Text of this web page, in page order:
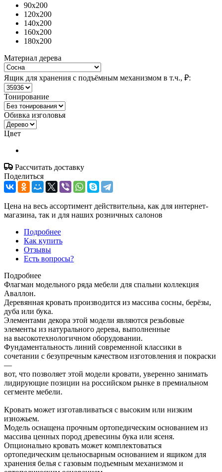
90x200
120x200
140x200
160x200
180x200
Материал дерева
Ящик для хранения с подъёмным механизмом в т.ч., ₽:
Тонирование
Обивка изголовья
Цвет
Рассчитать доставку
Поделиться
Цена на весь ассортимент действительна, как для интернет-
магазина, так и для наших розничных салонов
Подробнее
Как купить
Отзывы
Есть вопросы?
Подробнее
Флагман модельного ряда мебели для спальни коллекция
Аваллон.
Деревянная кровать производится из массива сосны, берёзы,
дуба или бука.
Элементами декора этой модели являются резьбовые
элементы из натурального дерева, выполненные
на высокотехнологичном оборудовании.
Фундаментальность линий современной классики в
сочетании с безупречным качеством изготовления и покраски
—
вот, что позволяет этой модели кровати, уверенно занимать
лидирующие позиции на российском рынке в премиальном
сегменте мебели.
Кровать может изготавливаться с высоким или низким
изножьем.
Модель оснащена прочным ортопедическим основанием из
массива ценных пород древесины бука или ясеня.
Опционально кровать может комплектоваться
ортопедическим цельносварным основанием и ящиком для
хранения белья с газовым подъемным механизмом и